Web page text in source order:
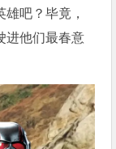
吧？毕竟，
进他们最春意